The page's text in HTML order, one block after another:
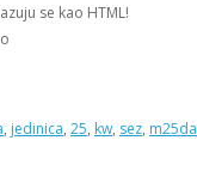
se kao HTML!
, jedinica, 25, kw, sez, m25da